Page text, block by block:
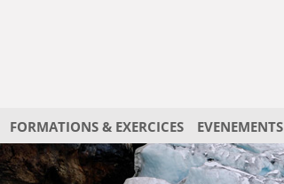
FORMATIONS & EXERCICES EVENEMENTS